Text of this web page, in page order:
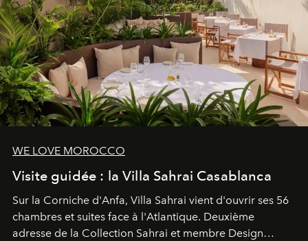
WE LOVE MOROCCO
Visite guidée : la Villa Sahrai Casablanca
Sur la Corniche d'Anfa, Villa Sahrai vient d'ouvrir ses 56
chambres et suites face à l'Atlantique. Deuxième
adresse de la Collection Sahrai et membre Design